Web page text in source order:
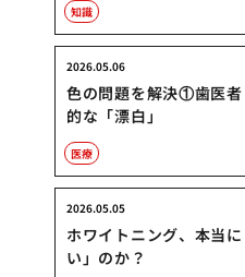
知識
色の問題を解決①歯医
的な「漂白」
2026.05.06
医療
ホワイトニング、本当
い」のか？
2026.05.05